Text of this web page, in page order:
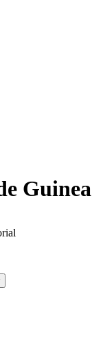
Guinea